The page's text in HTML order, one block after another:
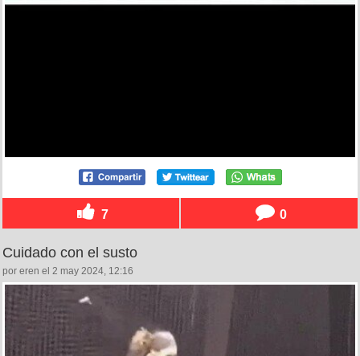
7 0
Cuidado con el susto
por eren el 2 may 2024, 12:16